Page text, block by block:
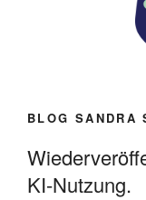
BLOG SANDRA
KI-Nutzung.